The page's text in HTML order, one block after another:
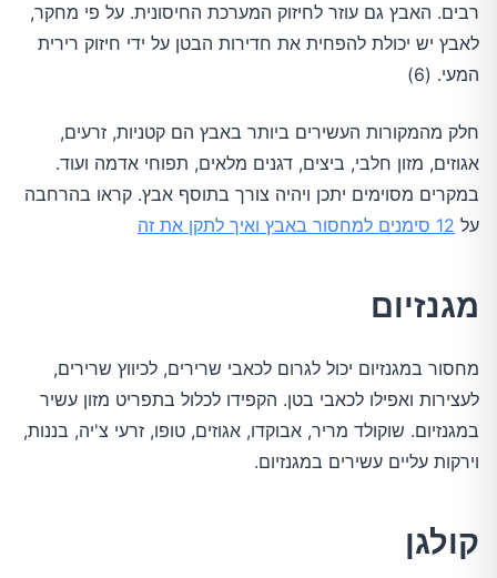
רבים. האבץ גם עוזר לחיזוק המערכת החיסונית. על פי מחקר,
לאבץ יש יכולת להפחית את חדירות הבטן על ידי חיזוק רירית
המעי. (6)
חלק מהמקורות העשירים ביותר באבץ הם קטניות, זרעים,
אגוזים, מזון חלבי, ביצים, דגנים מלאים, תפוחי אדמה ועוד.
במקרים מסוימים יתכן ויהיה צורך בתוסף אבץ. קראו בהרחבה
על 12 סימנים למחסור באבץ ואיך לתקן את זה
מגנזיום
מחסור במגנזיום יכול לגרום לכאבי שרירים, לכיווץ שרירים,
לעצירות ואפילו לכאבי בטן. הקפידו לכלול בתפריט מזון עשיר
במגנזיום. שוקולד מריר, אבוקדו, אגוזים, טופו, זרעי צ'יה, בננות,
וירקות עליים עשירים במגנזיום.
קולגן